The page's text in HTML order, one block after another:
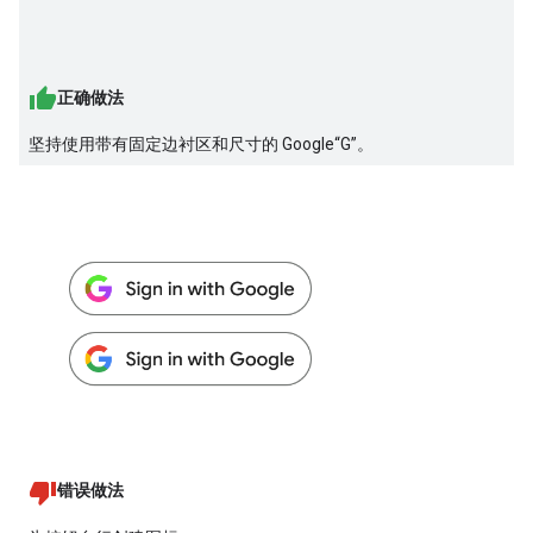
正确做法
坚持使用带有固定边衬区和尺寸的 Google“G”。
错误做法